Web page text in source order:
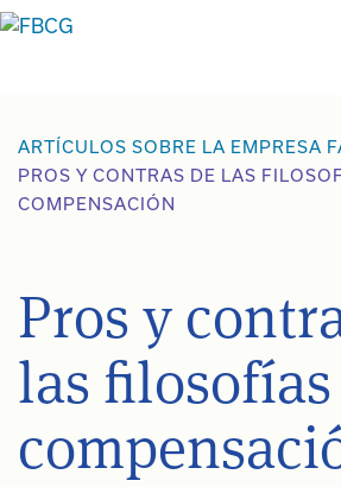
Ir
ARTÍCULOS SOBRE LA EMPRESA
PROS Y CONTRAS DE LAS
COMPENSACIÓN
Pros y
las